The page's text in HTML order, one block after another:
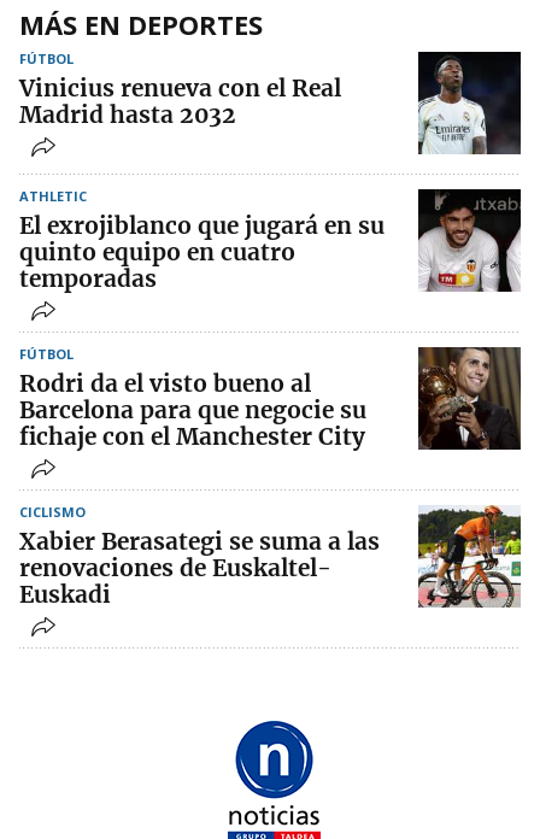
MÁS EN DEPORTES
FÚTBOL
Vinicius renueva con el Real
Madrid hasta 2032
ATHLETIC
El exrojiblanco que jugará en su
quinto equipo en cuatro
temporadas
FÚTBOL
Rodri da el visto bueno al
Barcelona para que negocie su
fichaje con el Manchester City
CICLISMO
Xabier Berasategi se suma a las
renovaciones de Euskaltel-
Euskadi